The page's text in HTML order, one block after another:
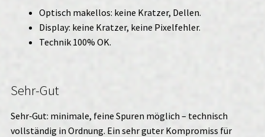
Optisch makellos: keine Kratzer, Dellen.
Display: keine Kratzer, keine Pixelfehler.
Technik 100% OK.
Sehr-Gut
Sehr‑Gut: minimale, feine Spuren möglich – technisch
vollständig in Ordnung. Ein sehr guter Kompromiss für